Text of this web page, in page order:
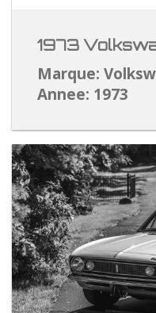
1973
Marque:
Annee: 1973